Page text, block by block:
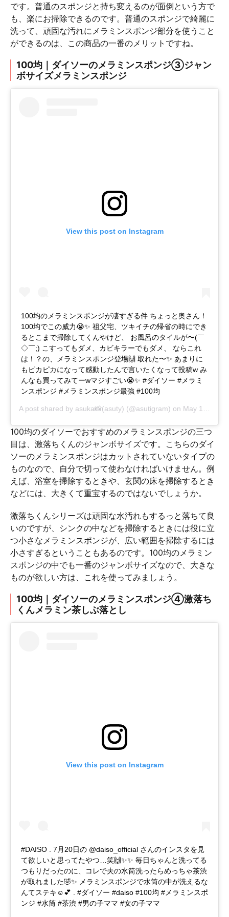
です。普通のスポンジと持ち変えるのが面倒という方で
も、楽にお掃除できるのです。普通のスポンジで綺麗に
洗って、頑固な汚れにメラミンスポンジ部分を使うこと
ができるのは、この商品の一番のメリットですね。
100均｜ダイソーのメラミンスポンジ③ジャン
ボサイズメラミンスポンジ
View this post on Instagram
100均のメラミンスポンジが凄すぎる件 ちょっと奥さん！
100均でこの威力😭✨ 祖父宅、ツキイチの帰省の時にでき
るとこまで掃除してくんやけど、 お風呂のタイルが〜(￣
◇￣;) こすってもダメ、カビキラーでもダメ、 ならこれ
は！？の、メラミンスポンジ登場🙌 取れた〜✨ あまりに
もピカピカになって感動したんで言いたくなって投稿w み
んなも買ってみてーwマジすごい😭✨ #ダイソー #メラミ
ンスポンジ #メラミンスポンジ最強 #100均
A post shared by asuka📸(asuty) (@asutigram) on May 12, 2018 at 12:37am PDT
100均のダイソーでおすすめのメラミンスポンジの三つ
目は、激落ちくんのジャンボサイズです。こちらのダイ
ソーのメラミンスポンジはカットされていないタイプの
ものなので、自分で切って使わなければいけません。例
えば、浴室を掃除するときや、玄関の床を掃除するとき
などには、大きくて重宝するのではないでしょうか。
激落ちくんシリーズは頑固な水汚れもするっと落ちて良
いのですが、シンクの中などを掃除するときには役に立
つ小さなメラミンスポンジが、広い範囲を掃除するには
小さすぎるということもあるのです。100均のメラミン
スポンジの中でも一番のジャンボサイズなので、大きな
ものが欲しい方は、これを使ってみましょう。
100均｜ダイソーのメラミンスポンジ④激落ち
くんメラミン茶しぶ落とし
View this post on Instagram
#DAISO . 7月20日の @daiso_official さんのインスタを見
て欲しいと思ってたやつ…笑🙌✨✨ 毎日ちゃんと洗ってる
つもりだったのに、コレで夫の水筒洗ったらめっちゃ茶渋
が取れました🤣✨ メラミンスポンジで水筒の中が洗えるな
んてステキ☺️💕 . #ダイソー #daiso #100均 #メラミンスポ
ンジ #水筒 #茶渋 #男の子ママ #女の子ママ